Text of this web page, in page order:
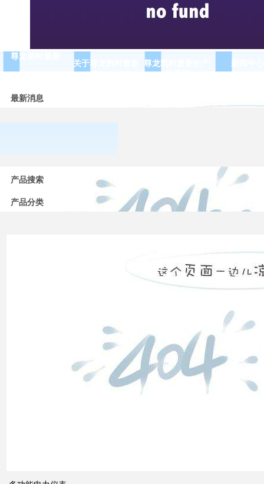
尊龙凯时最新
关于尊龙凯时最新
尊龙凯时最新的产
新闻中心
最新消息
常用
低压
高压
配电
组成
产品搜索
产品分类